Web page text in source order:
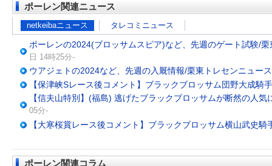
ポーレン関連ニュース
netkeibaニュース タレコミニュース
ポーレンの2024(ブロッサムスピア)など、先週のゲート試験/
日 14時25分-
ウアジェトの2024など、先週の入厩情報/栗東トレセンニュース
【保津峡Sレース後コメント】ブラックブロッサム団野大成騎
【信夫山特別】(福島) 逃げたブラックブロッサムが断然の人気
05分-
【大寒桜賞レース後コメント】ブラックブロッサム横山武史騎
ポーレン関連コラム